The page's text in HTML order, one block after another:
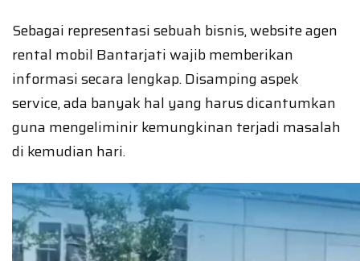
Sebagai representasi sebuah bisnis, website agen
rental mobil Bantarjati wajib memberikan
informasi secara lengkap. Disamping aspek
service, ada banyak hal yang harus dicantumkan
guna mengeliminir kemungkinan terjadi masalah
di kemudian hari.